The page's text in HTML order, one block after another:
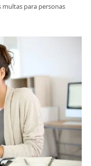
multas para personas